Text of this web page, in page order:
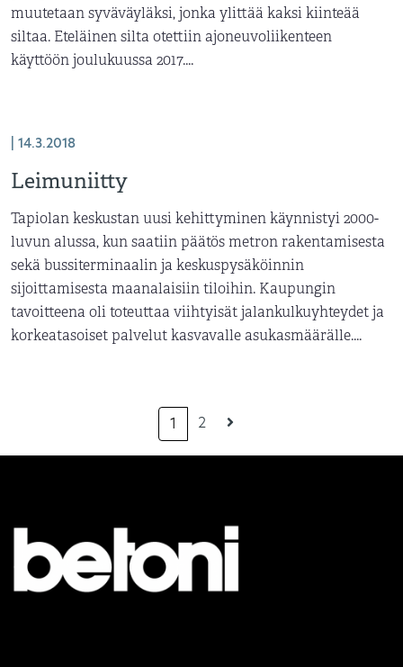
muutetaan syväväyläksi, jonka ylittää kaksi kiinteää
siltaa. Eteläinen silta otettiin ajoneuvoliikenteen
käyttöön joulukuussa 2017....
| 14.3.2018
Leimuniitty
Tapiolan keskustan uusi kehittyminen käynnistyi 2000-
luvun alussa, kun saatiin päätös metron rakentamisesta
sekä bussiterminaalin ja keskuspysäköinnin
sijoittamisesta maanalaisiin tiloihin. Kaupungin
tavoitteena oli toteuttaa viihtyisät jalankulkuyhteydet ja
korkeatasoiset palvelut kasvavalle asukasmäärälle....
1 2